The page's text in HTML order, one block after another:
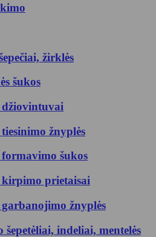
žirklės
šukos
žnyplės
šukos
prietaisai
žnyplės
šepetėliai, indeliai, mentelės